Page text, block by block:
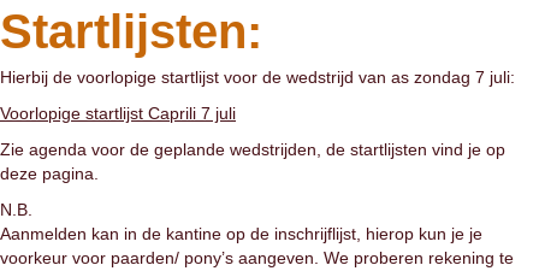
Startlijsten:
Hierbij de voorlopige startlijst voor de wedstrijd van as zondag 7 juli:
Voorlopige startlijst Caprili 7 juli
Zie agenda voor de geplande wedstrijden, de startlijsten vind je op
deze pagina.
N.B.
Aanmelden kan in de kantine op de inschrijflijst, hierop kun je je
voorkeur voor paarden/ pony’s aangeven. We proberen rekening te